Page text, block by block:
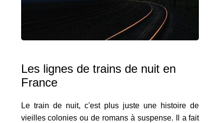
Les lignes de trains de nuit en
France
Le train de nuit, c'est plus juste une histoire de
vieilles colonies ou de romans à suspense. Il a fait